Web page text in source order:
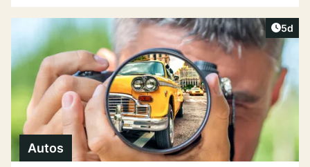
5d
Autos